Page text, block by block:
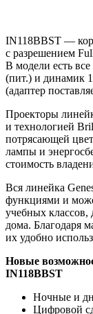
IN118BBST —
с разрешением
В модели есть
(пит.) и динамик
(адаптер
Проекторы
и технологией
потрясающей
лампы и
стоимость
Вся линейка
функциями и
учебных
дома. Благодаря
их удобно
Новые
IN118BBST
Ночные и
Цифровой